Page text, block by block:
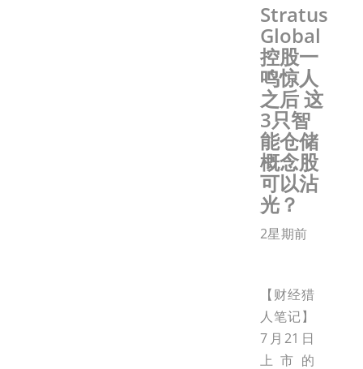
Stratus
Global
控股一
鸣惊人
之后 这
3只智
能仓储
概念股
可以沾
光？
2星期前
【财经猎
人笔记】
7月21日
上市的